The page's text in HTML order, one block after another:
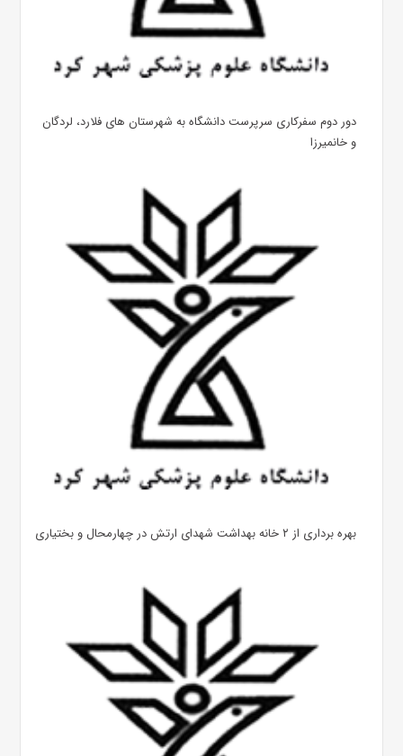
دور دوم سفرکاری سرپرست دانشگاه به شهرستان های فلارد، لردگان
و خانمیرزا
بهره ‌برداری از ۲ خانه بهداشت شهدای ارتش در چهارمحال و بختیاری